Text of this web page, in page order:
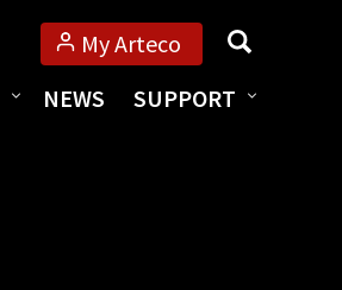
My Arteco Search
NEWS SUPPORT